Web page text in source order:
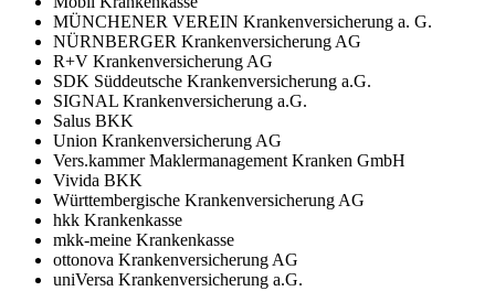
MÜNCHENER VEREIN Krankenversicherung a. G.
NÜRNBERGER Krankenversicherung AG
R+V Krankenversicherung AG
SDK Süddeutsche Krankenversicherung a.G.
SIGNAL Krankenversicherung a.G.
Salus BKK
Union Krankenversicherung AG
Vers.kammer Maklermanagement Kranken GmbH
Vivida BKK
Württembergische Krankenversicherung AG
hkk Krankenkasse
mkk-meine Krankenkasse
ottonova Krankenversicherung AG
uniVersa Krankenversicherung a.G.